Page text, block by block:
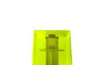
options
may
be
chosen